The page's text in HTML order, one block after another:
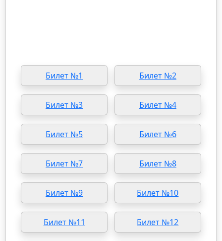
Билет №1 Билет №2
Билет №3 Билет №4
Билет №5 Билет №6
Билет №7 Билет №8
Билет №9 Билет №10
Билет №11 Билет №12